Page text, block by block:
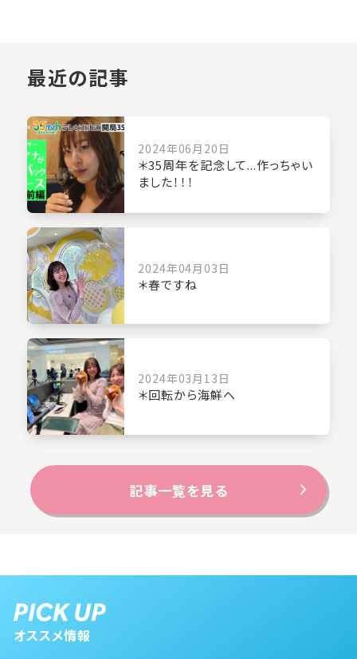
最近の記事
2024年06月20日
＊35周年を記念して...作っちゃい
ました！！！
2024年04月03日
＊春ですね
2024年03月13日
＊回転から海鮮へ
記事一覧を見る
オススメ情報